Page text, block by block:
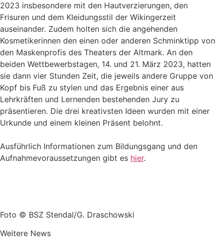
2023 insbesondere mit den Hautverzierungen, den
Frisuren und dem Kleidungsstil der Wikingerzeit
auseinander. Zudem holten sich die angehenden
Kosmetikerinnen den einen oder anderen Schminktipp von
den Maskenprofis des Theaters der Altmark. An den
beiden Wettbewerbstagen, 14. und 21. März 2023, hatten
sie dann vier Stunden Zeit, die jeweils andere Gruppe von
Kopf bis Fuß zu stylen und das Ergebnis einer aus
Lehrkräften und Lernenden bestehenden Jury zu
präsentieren. Die drei kreativsten Ideen wurden mit einer
Urkunde und einem kleinen Präsent belohnt.
Ausführlich Informationen zum Bildungsgang und den
Aufnahmevoraussetzungen gibt es hier.
Foto © BSZ Stendal/G. Draschowski
Weitere News